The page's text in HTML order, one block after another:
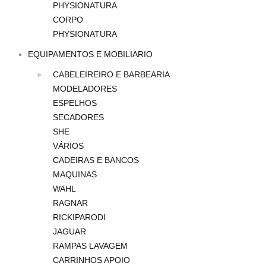
PHYSIONATURA
CORPO
PHYSIONATURA
EQUIPAMENTOS E MOBILIARIO
CABELEIREIRO E BARBEARIA
MODELADORES
ESPELHOS
SECADORES
SHE
VÁRIOS
CADEIRAS E BANCOS
MAQUINAS
WAHL
RAGNAR
RICKIPARODI
JAGUAR
RAMPAS LAVAGEM
CARRINHOS APOIO